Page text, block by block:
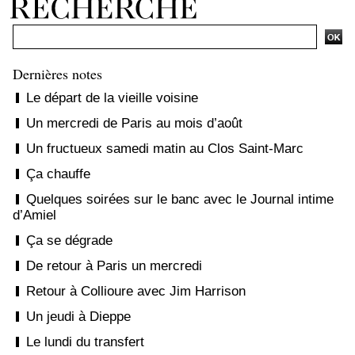
Dernières notes
Le départ de la vieille voisine
Un mercredi de Paris au mois d’août
Un fructueux samedi matin au Clos Saint-Marc
Ça chauffe
Quelques soirées sur le banc avec le Journal intime
d’Amiel
Ça se dégrade
De retour à Paris un mercredi
Retour à Collioure avec Jim Harrison
Un jeudi à Dieppe
Le lundi du transfert